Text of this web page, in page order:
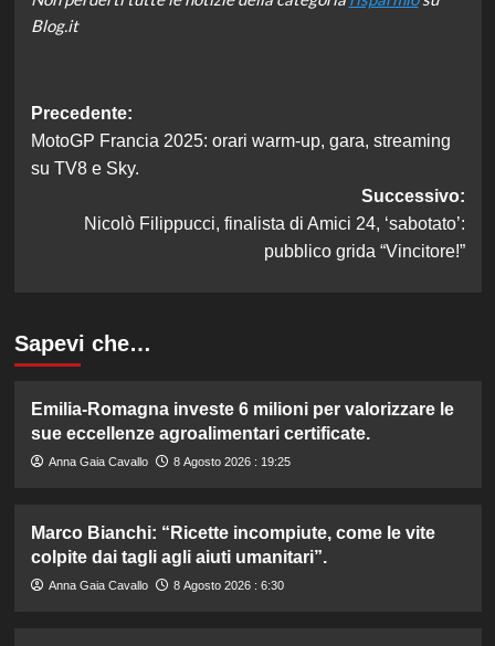
Blog.it
Navigazione
articolo
Precedente:
MotoGP Francia 2025: orari warm-up, gara, streaming
su TV8 e Sky.
Successivo:
Nicolò Filippucci, finalista di Amici 24, ‘sabotato’:
pubblico grida “Vincitore!”
Sapevi che…
Emilia-Romagna investe 6 milioni per valorizzare le
sue eccellenze agroalimentari certificate.
Anna Gaia Cavallo 8 Agosto 2026 : 19:25
Marco Bianchi: “Ricette incompiute, come le vite
colpite dai tagli agli aiuti umanitari”.
Anna Gaia Cavallo 8 Agosto 2026 : 6:30